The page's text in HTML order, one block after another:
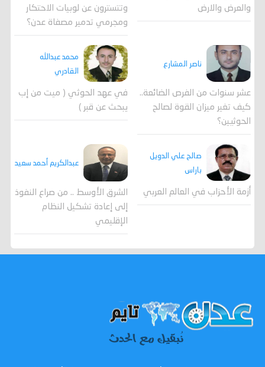
والعرض والارض
وتتسترون عن لوبيات الاحتكار
ومجرمي تدمير مصفاة عدن؟
ناصر المشارع
عشر سنوات من الفرص الضائعة..
كيف تغير ميزان القوة لصالح
الحوثيين؟
محمد عبدالله
القادري
في عهد الحوثي ( ميت من إب
يبحث عن قبر )
صالح علي الدويل
باراس
أزمة الأحزاب في العالم العربي
عبدالكريم أحمد سعيد
الشرق الأوسط .. من صراع النفوذ
إلى إعادة تشكيل النظام
الإقليمي